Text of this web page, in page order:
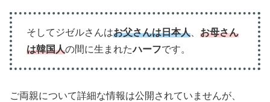
そしてジゼルさんはお父さんは日本人
お母さん
は韓国人の間に生まれたハーフです。
ご両親について詳細な情報は公開されていませんが、